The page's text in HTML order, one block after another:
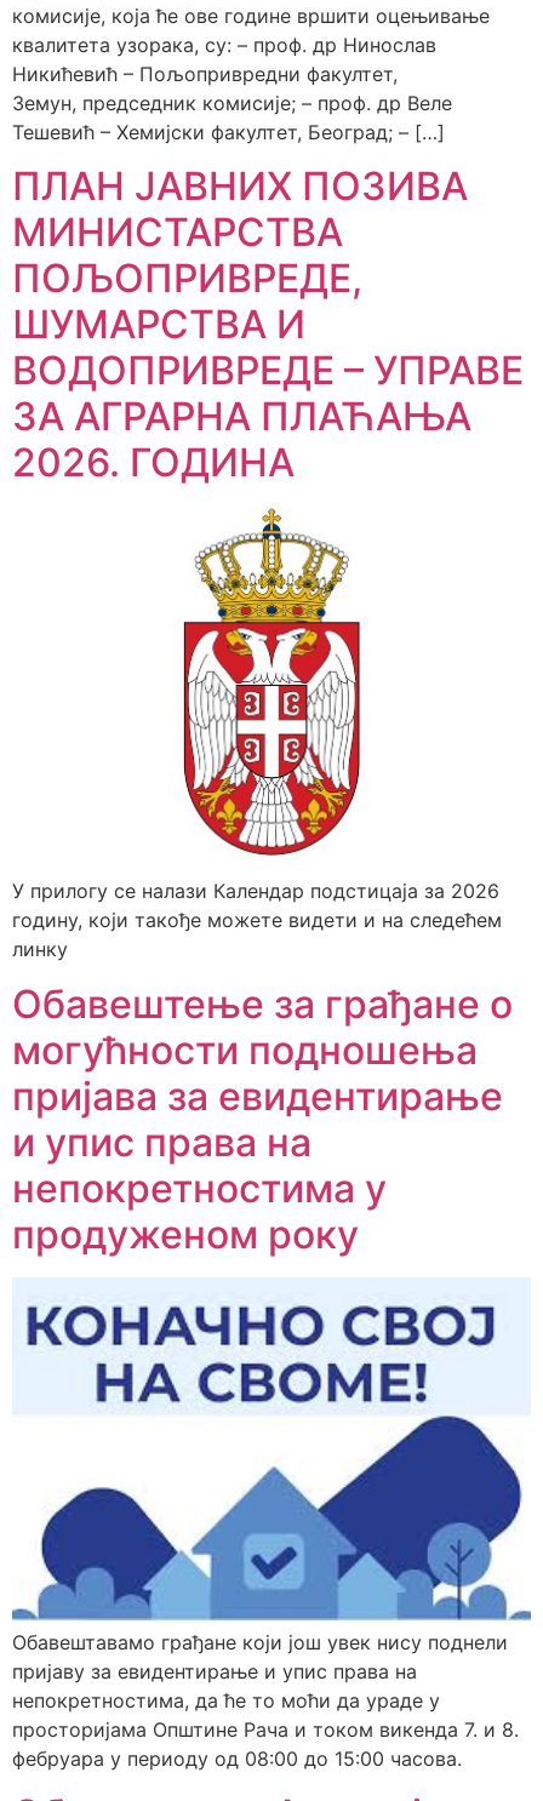
комисије, која ће ове године вршити оцењивање
квалитета узорака, су: – проф. др Нинослав
Никићевић – Пољопривредни факултет,
Земун, председник комисије; – проф. др Веле
Тешевић – Хемијски факултет, Београд; – […]
ПЛАН ЈАВНИХ ПОЗИВА
МИНИСТАРСТВА
ПОЉОПРИВРЕДЕ,
ШУМАРСТВА И
ВОДОПРИВРЕДЕ – УПРАВЕ
ЗА АГРАРНА ПЛАЋАЊА
2026. ГОДИНА
У прилогу се налази Календар подстицаја за 2026
годину, који такође можете видети и на следећем
линку
Обавештење за грађане о
могућности подношења
пријава за евидентирање
и упис права на
непокретностима у
продуженом року
Обавештавамо грађане који још увек нису поднели
пријаву за евидентирање и упис права на
непокретностима, да ће то моћи да ураде у
просторијама Општине Рача и током викенда 7. и 8.
фебруара у периоду од 08:00 до 15:00 часова.